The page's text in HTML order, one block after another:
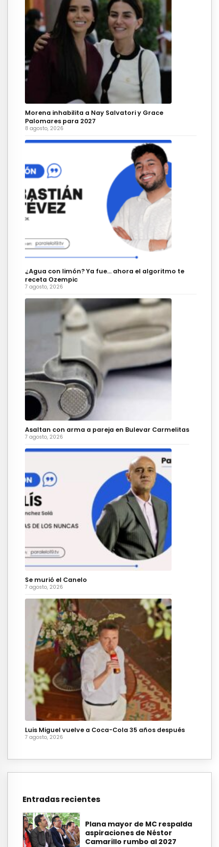
Morena inhabilita a Nay Salvatori y Grace
Palomares para 2027
8 agosto, 2026
¿Agua con limón? Ya fue… ahora el algoritmo te
receta Ozempic
7 agosto, 2026
Asaltan con arma a pareja en Bulevar Carmelitas
7 agosto, 2026
Se murió el Canelo
7 agosto, 2026
Luis Miguel vuelve a Coca-Cola 35 años después
7 agosto, 2026
Entradas recientes
Plana mayor de MC respalda
aspiraciones de Néstor
Camarillo rumbo al 2027